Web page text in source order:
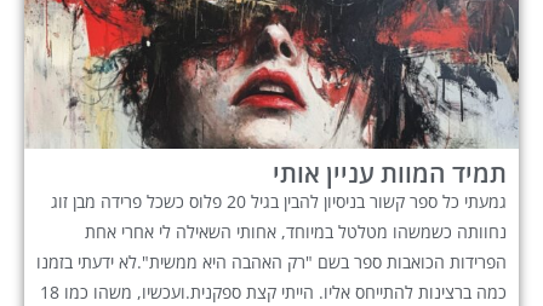
תמיד המוות עניין אותי
גמעתי כל ספר קשור בניסיון להבין בגיל 20 פלוס כשכל פרידה מבן זוג
נחוותה כשמשהו מטלטל במיוחד, אחותי השאילה לי אחרי אחת
הפרידות הכואבות ספר בשם "רק האהבה היא ממשית".לא ידעתי בזמנו
כמה ברצינות להתייחס אליו. הייתי קצת ספקנית.ועכשיו, משהו כמו 18